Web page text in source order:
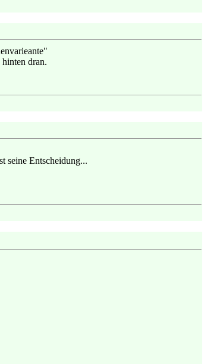
dran.
seine Entscheidung...